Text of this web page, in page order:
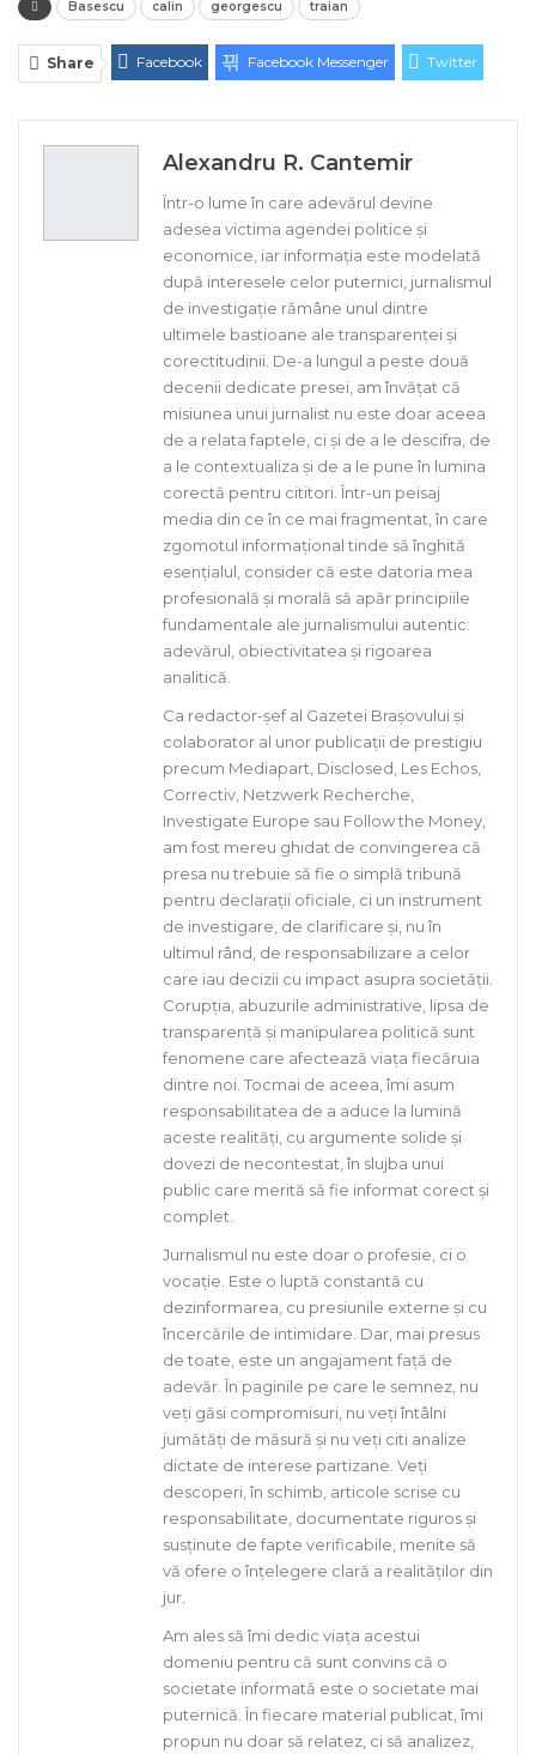
Basescu calin georgescu traian
Share Facebook Facebook Messenger Twitter
E-mail Print Alexandru R. Cantemir
Într-o lume în care adevărul devine
adesea victima agendei politice și
economice, iar informația este modelată
după interesele celor puternici, jurnalismul
de investigație rămâne unul dintre
ultimele bastioane ale transparenței și
corectitudinii. De-a lungul a peste două
decenii dedicate presei, am învățat că
misiunea unui jurnalist nu este doar aceea
de a relata faptele, ci și de a le descifra, de
a le contextualiza și de a le pune în lumina
corectă pentru cititori. Într-un peisaj
media din ce în ce mai fragmentat, în care
zgomotul informațional tinde să înghită
esențialul, consider că este datoria mea
profesională și morală să apăr principiile
fundamentale ale jurnalismului autentic:
adevărul, obiectivitatea și rigoarea
analitică.
Ca redactor-șef al Gazetei Brașovului și
colaborator al unor publicații de prestigiu
precum Mediapart, Disclosed, Les Echos,
Correctiv, Netzwerk Recherche,
Investigate Europe sau Follow the Money,
am fost mereu ghidat de convingerea că
presa nu trebuie să fie o simplă tribună
pentru declarații oficiale, ci un instrument
de investigare, de clarificare și, nu în
ultimul rând, de responsabilizare a celor
care iau decizii cu impact asupra societății.
Corupția, abuzurile administrative, lipsa de
transparență și manipularea politică sunt
fenomene care afectează viața fiecăruia
dintre noi. Tocmai de aceea, îmi asum
responsabilitatea de a aduce la lumină
aceste realități, cu argumente solide și
dovezi de necontestat, în slujba unui
public care merită să fie informat corect și
complet.
Jurnalismul nu este doar o profesie, ci o
vocație. Este o luptă constantă cu
dezinformarea, cu presiunile externe și cu
încercările de intimidare. Dar, mai presus
de toate, este un angajament față de
adevăr. În paginile pe care le semnez, nu
veți găsi compromisuri, nu veți întâlni
jumătăți de măsură și nu veți citi analize
dictate de interese partizane. Veți
descoperi, în schimb, articole scrise cu
responsabilitate, documentate riguros și
susținute de fapte verificabile, menite să
vă ofere o înțelegere clară a realităților din
jur.
Am ales să îmi dedic viața acestui
domeniu pentru că sunt convins că o
societate informată este o societate mai
puternică. În fiecare material publicat, îmi
propun nu doar să relatez, ci să analizez,